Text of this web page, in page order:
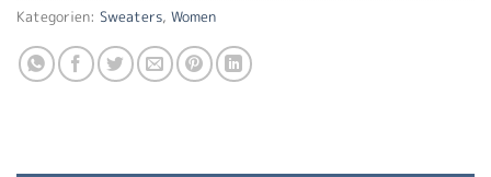
Kategorien: Sweaters, Women